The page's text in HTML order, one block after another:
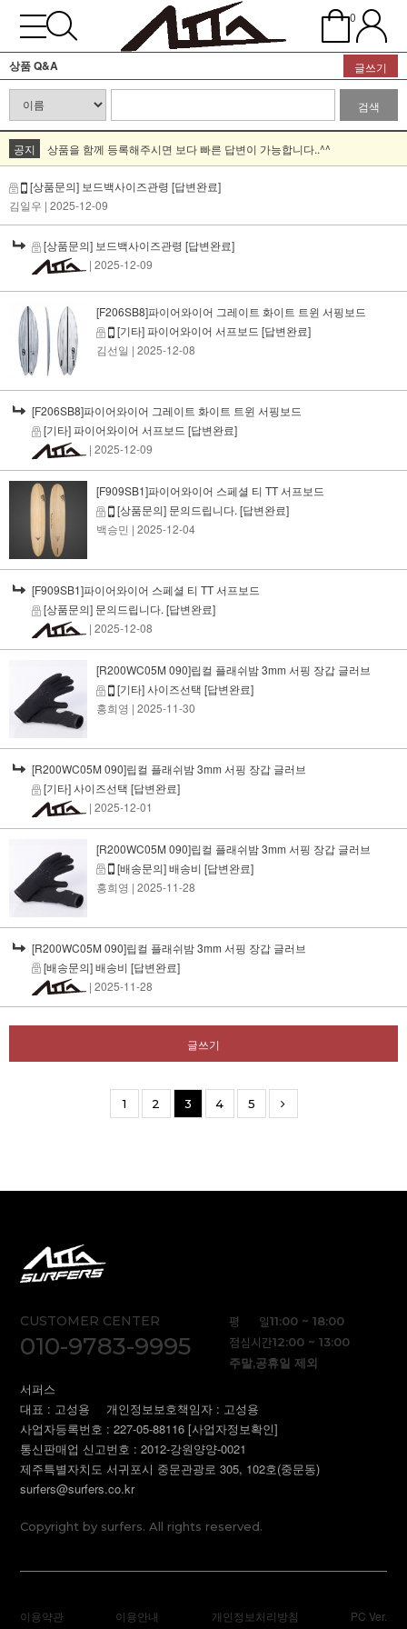
0
상품 Q&A 글쓰기
검색
공지 상품을 함께 등록해주시면 보다 빠른 답변이 가능합니다..^^
[상품문의] 보드백사이즈관령 [답변완료]
김일우 | 2025-12-09
[상품문의] 보드백사이즈관령 [답변완료]
| 2025-12-09
[F206SB8]파이어와이어 그레이트 화이트 트윈 서핑보드
[기타] 파이어와이어 서프보드 [답변완료]
김선일 | 2025-12-08
[F206SB8]파이어와이어 그레이트 화이트 트윈 서핑보드
[기타] 파이어와이어 서프보드 [답변완료]
| 2025-12-09
[F909SB1]파이어와이어 스페셜 티 TT 서프보드
[상품문의] 문의드립니다. [답변완료]
백승민 | 2025-12-04
[F909SB1]파이어와이어 스페셜 티 TT 서프보드
[상품문의] 문의드립니다. [답변완료]
| 2025-12-08
[R200WC05M 090]립컬 플래쉬밤 3mm 서핑 장갑 글러브
[기타] 사이즈선택 [답변완료]
홍희영 | 2025-11-30
[R200WC05M 090]립컬 플래쉬밤 3mm 서핑 장갑 글러브
[기타] 사이즈선택 [답변완료]
| 2025-12-01
[R200WC05M 090]립컬 플래쉬밤 3mm 서핑 장갑 글러브
[배송문의] 배송비 [답변완료]
홍희영 | 2025-11-28
[R200WC05M 090]립컬 플래쉬밤 3mm 서핑 장갑 글러브
[배송문의] 배송비 [답변완료]
| 2025-11-28
글쓰기
1 2 3 4 5
CUSTOMER CENTER
010-9783-9995
평 일11:00 ~ 18:00
점심시간12:00 ~ 13:00
주말,공휴일 제외
서퍼스
대표 : 고성용
개인정보보호책임자 : 고성용
사업자등록번호 : 227-05-88116[사업자정보확인]
통신판매업 신고번호 : 2012-강원양양-0021
제주특별자치도 서귀포시 중문관광로 305, 102호(중문동)
surfers@surfers.co.kr
Copyright by surfers. All rights reserved.
이용약관 이용안내 개인정보처리방침 PC Ver.